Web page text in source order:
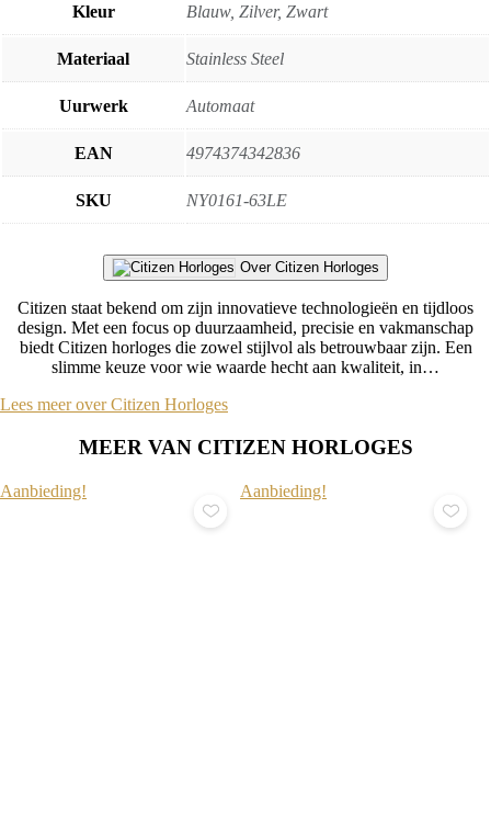
Kleur Blauw, Zilver, Zwart
Materiaal Stainless Steel
Uurwerk Automaat
EAN 4974374342836
SKU NY0161-63LE
Over Citizen Horloges
Citizen staat bekend om zijn innovatieve technologieën en tijdloos
design. Met een focus op duurzaamheid, precisie en vakmanschap
biedt Citizen horloges die zowel stijlvol als betrouwbaar zijn. Een
slimme keuze voor wie waarde hecht aan kwaliteit, in…
Lees meer over Citizen Horloges
MEER VAN CITIZEN HORLOGES
Aanbieding! Aanbieding!